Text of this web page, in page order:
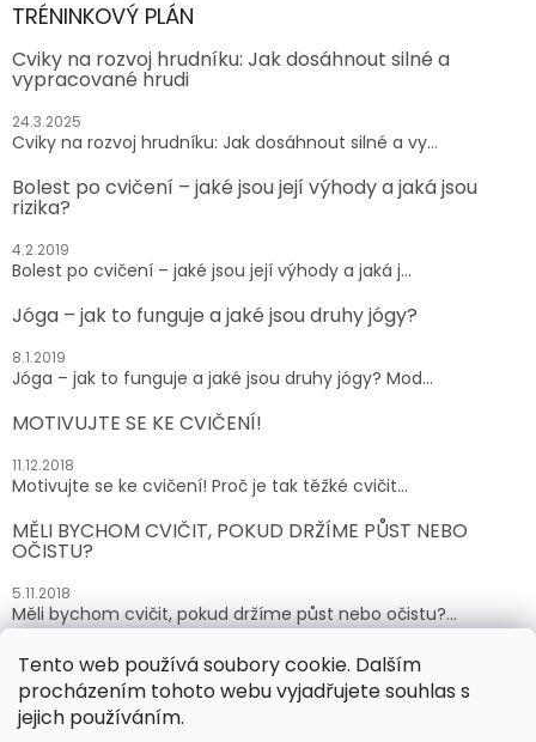
Tento web používá soubory cookie. Dalším
procházením tohoto webu vyjadřujete souhlas s
jejich používáním.
TRÉNINKOVÝ PLÁN
Cviky na rozvoj hrudníku: Jak dosáhnout silné a
vypracované hrudi
24.3.2025
Cviky na rozvoj hrudníku: Jak dosáhnout silné a vy...
Bolest po cvičení – jaké jsou její výhody a jaká jsou
rizika?
4.2.2019
Bolest po cvičení – jaké jsou její výhody a jaká j...
Jóga – jak to funguje a jaké jsou druhy jógy?
8.1.2019
Jóga – jak to funguje a jaké jsou druhy jógy? Mod...
MOTIVUJTE SE KE CVIČENÍ!
11.12.2018
Motivujte se ke cvičení! Proč je tak těžké cvičit...
MĚLI BYCHOM CVIČIT, POKUD DRŽÍME PŮST NEBO
OČISTU?
5.11.2018
Měli bychom cvičit, pokud držíme půst nebo očistu?...
ARCHIV